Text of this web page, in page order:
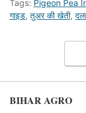
Tags: Pigeon Pea
गाइड, तुअर की खेती,
BIHAR AGRO